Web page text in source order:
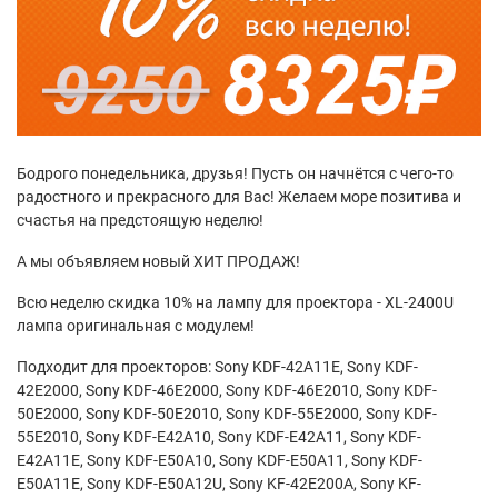
Бодрого понедельника, друзья! Пусть он начнётся с чего-то
радостного и прекрасного для Вас! Желаем море позитива и
счастья на предстоящую неделю!
А мы объявляем новый ХИТ ПРОДАЖ!
Всю неделю скидка 10% на лампу для проектора - XL-2400U
лампа оригинальная с модулем!
Подходит для проекторов: Sony KDF-42A11E, Sony KDF-
42E2000, Sony KDF-46E2000, Sony KDF-46E2010, Sony KDF-
50E2000, Sony KDF-50E2010, Sony KDF-55E2000, Sony KDF-
55E2010, Sony KDF-E42A10, Sony KDF-E42A11, Sony KDF-
E42A11E, Sony KDF-E50A10, Sony KDF-E50A11, Sony KDF-
E50A11E, Sony KDF-E50A12U, Sony KF-42E200A, Sony KF-